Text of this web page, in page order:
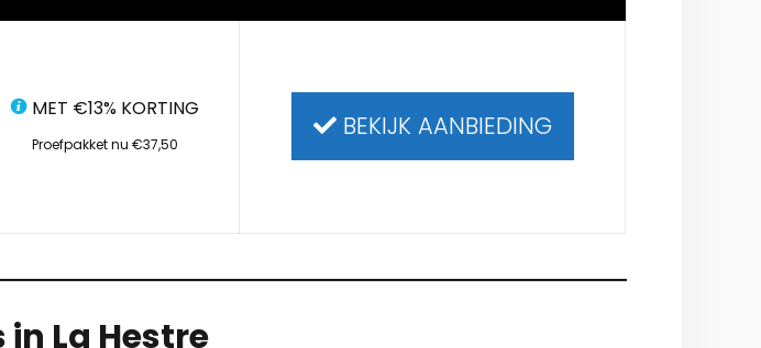
MET €13% KORTING
Proefpakket nu €37,50
BEKIJK AANBIEDING
La Hestre